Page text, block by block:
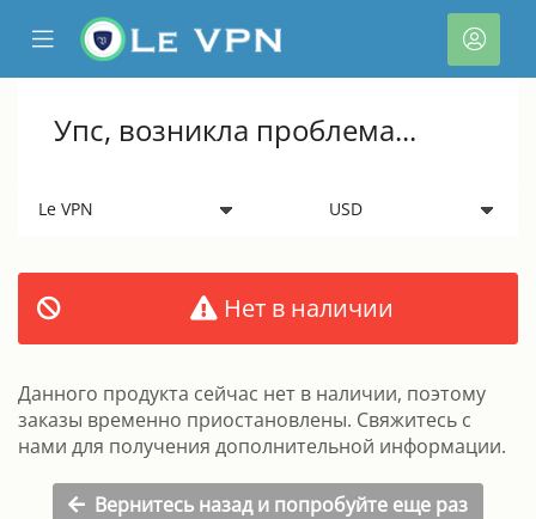
Mobile
Menu
Упс, возникла проблема...
Нет в наличии
Данного продукта сейчас нет в наличии, поэтому
заказы временно приостановлены. Свяжитесь с
нами для получения дополнительной информации.
Вернитесь назад и попробуйте еще раз